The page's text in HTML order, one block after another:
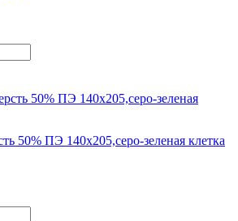
50% ПЭ 140х205,серо-зеленая клетка